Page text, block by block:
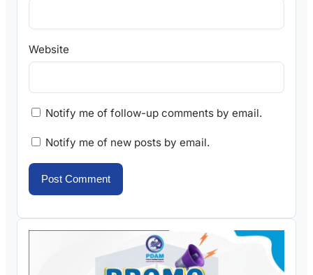
Website
Notify me of follow-up comments by email.
Notify me of new posts by email.